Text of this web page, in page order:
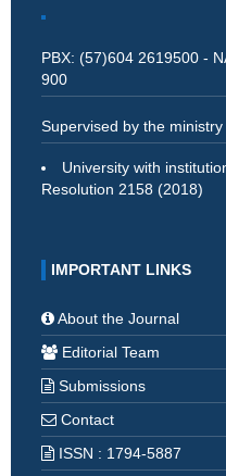
PBX: (57)604 2619500 -
900
Supervised by the
University with
Resolution 2158 (2018)
IMPORTANT LINKS
About the Journal
Editorial Team
Submissions
Contact
ISSN : 1794-5887